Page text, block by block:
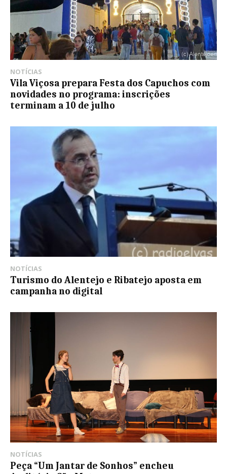
NOTÍCIAS
Vila Viçosa prepara Festa dos Capuchos com
novidades no programa: inscrições
terminam a 10 de julho
NOTÍCIAS
Turismo do Alentejo e Ribatejo aposta em
campanha no digital
NOTÍCIAS
Peça “Um Jantar de Sonhos” encheu